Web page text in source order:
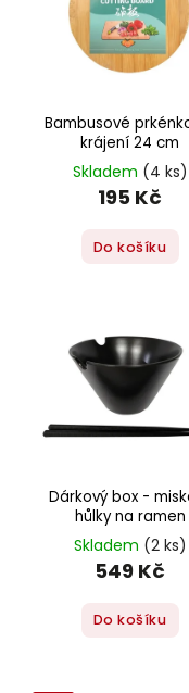
Bambusové
krájení 24 cm
Skladem (4 ks)
195 Kč
Do košíku
Dárkový box -
hůlky na ramen
Skladem (2 ks)
549 Kč
Do košíku